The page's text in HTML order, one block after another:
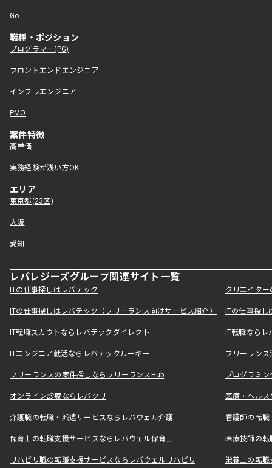
Go
職種・ポジション
プログラマー(PG)
フロントエンドエンジニア
インフラエンジニア
PMO
案件特徴
高単価
実務経験が浅い方OK
エリア
東京都(23区)
大阪
愛知
レバレジーズグループ関連サイト一覧
ITの仕事探しはレバテック クリエイタ
ITの仕事探しはレバテック（フリーランス向けサービス紹介） ITの仕事探
IT転職スカウトならレバテックダイレクト IT転職なら
ITエンジニア就活ならレバテックルーキー フリーラン
フリーランスの案件探しならフリーランスHub プログラミ
オンライン診療ならレバクリ 医療・ヘル
介護職の転職・派遣サービスならレバウェル介護 看護師の転
保育士の転職支援サービスならレバウェル保育士 医療技師の
リハビリ職の転職支援サービスならレバウェルリハビリ 栄養士の転